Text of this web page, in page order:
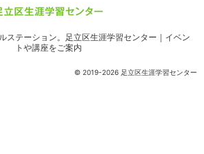
© 2019-2026 足立区生涯学習センター
ステーション。
足立区生涯学習センター｜イベン
トや講座をご案内